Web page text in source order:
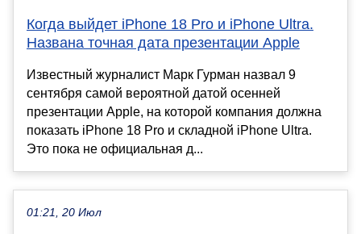
Когда выйдет iPhone 18 Pro и iPhone Ultra.
Названа точная дата презентации Apple
Известный журналист Марк Гурман назвал 9
сентября самой вероятной датой осенней
презентации Apple, на которой компания должна
показать iPhone 18 Pro и складной iPhone Ultra.
Это пока не официальная д...
01:21, 20 Июл